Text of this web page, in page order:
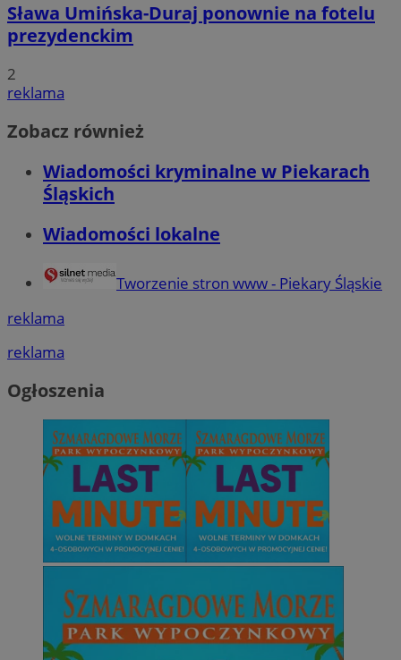
Sława Umińska-Duraj ponownie na fotelu
prezydenckim
2
reklama
Zobacz również
Wiadomości kryminalne w Piekarach
Śląskich
Wiadomości lokalne
Tworzenie stron www - Piekary Śląskie
reklama
reklama
Ogłoszenia